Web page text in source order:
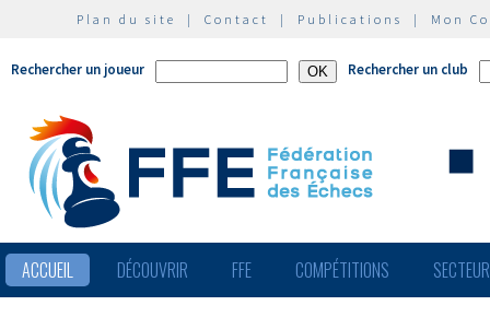
Plan du site | Contact | Publications | Mon
Rechercher un joueur Rechercher un club
ACCUEIL DÉCOUVRIR FFE COMPÉTITIONS